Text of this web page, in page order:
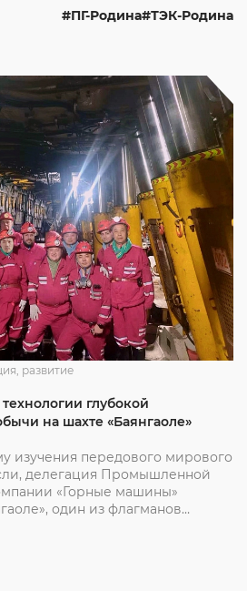
ПГ-Родина ТЭК-Родина
развитие
глубокой
на шахте «Баянгаоле»
изучения передового мирового
делегация Промышленной
«Горные машины»
один из флагманов